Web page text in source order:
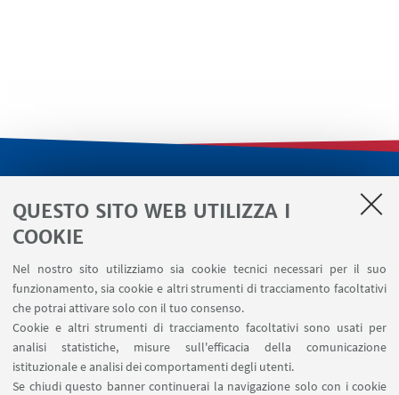
QUESTO SITO WEB UTILIZZA I
COOKIE
Nel nostro sito utilizziamo sia cookie tecnici necessari per il suo
funzionamento, sia cookie e altri strumenti di tracciamento facoltativi
che potrai attivare solo con il tuo consenso.
Cookie e altri strumenti di tracciamento facoltativi sono usati per
analisi statistiche, misure sull'efficacia della comunicazione
istituzionale e analisi dei comportamenti degli utenti.
Se chiudi questo banner continuerai la navigazione solo con i cookie
Segnala un evento
Contatti
SEGUI IL DIPARTIMENTO SU: